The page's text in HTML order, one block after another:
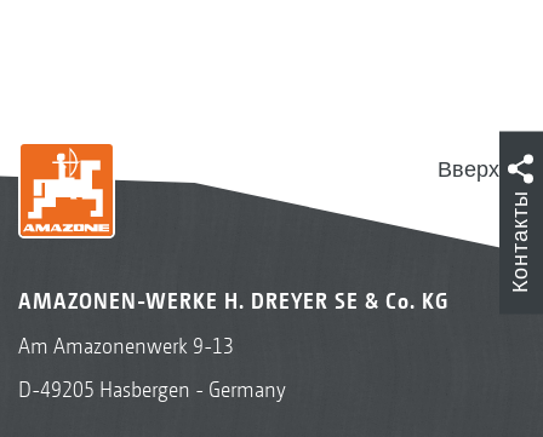
Вверх
AMAZONEN-WERKE H. DREYER SE & Co. KG
Am Amazonenwerk 9-13
D-49205 Hasbergen - Germany
Контакты